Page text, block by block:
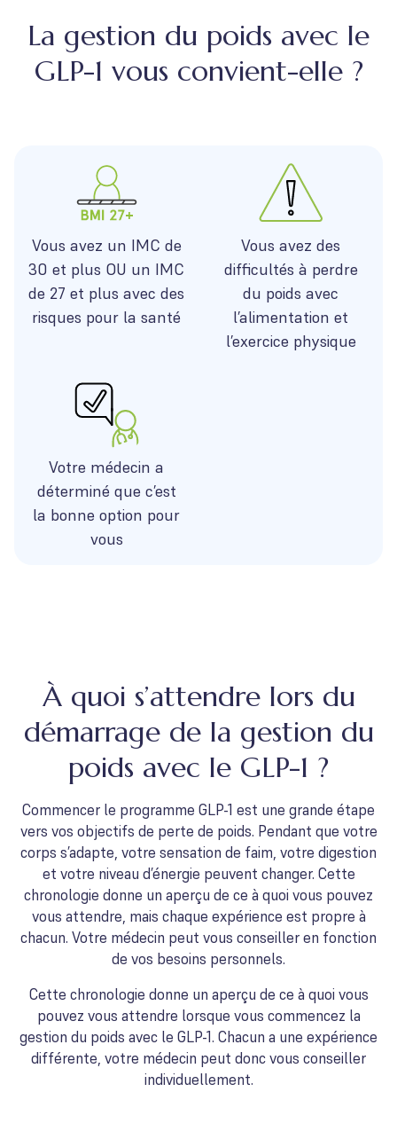
La gestion du poids avec le
GLP-1 vous convient-elle ?
Vous avez un IMC de
30 et plus OU un IMC
de 27 et plus avec des
risques pour la santé
Vous avez des
difficultés à perdre
du poids avec
l’alimentation et
l’exercice physique
Votre médecin a
déterminé que c’est
la bonne option pour
vous
À quoi s’attendre lors du
démarrage de la gestion du
poids avec le GLP-1 ?
Commencer le programme GLP-1 est une grande étape
vers vos objectifs de perte de poids. Pendant que votre
corps s’adapte, votre sensation de faim, votre digestion
et votre niveau d’énergie peuvent changer. Cette
chronologie donne un aperçu de ce à quoi vous pouvez
vous attendre, mais chaque expérience est propre à
chacun. Votre médecin peut vous conseiller en fonction
de vos besoins personnels.
Cette chronologie donne un aperçu de ce à quoi vous
pouvez vous attendre lorsque vous commencez la
gestion du poids avec le GLP-1. Chacun a une expérience
différente, votre médecin peut donc vous conseiller
individuellement.